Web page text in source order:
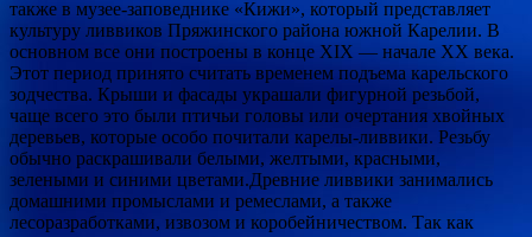
также в музее-заповеднике «Кижи», который представляет
культуру ливвиков Пряжинского района южной Карелии. В
основном все они построены в конце XIX — начале XX века.
Этот период принято считать временем подъема карельского
зодчества. Крыши и фасады украшали фигурной резьбой,
чаще всего это были птичьи головы или очертания хвойных
деревьев, которые особо почитали карелы-ливвики. Резьбу
обычно раскрашивали белыми, желтыми, красными,
зелеными и синими цветами.Древние ливвики занимались
домашними промыслами и ремеслами, а также
лесоразработками, извозом и коробейничеством. Так как